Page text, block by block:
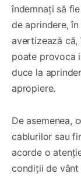
îndemnați să
de aprindere,
avertizează
poate provoca
duce la
apropiere.
De asemenea,
cablurilor sau
acorde o
condiții de vânt